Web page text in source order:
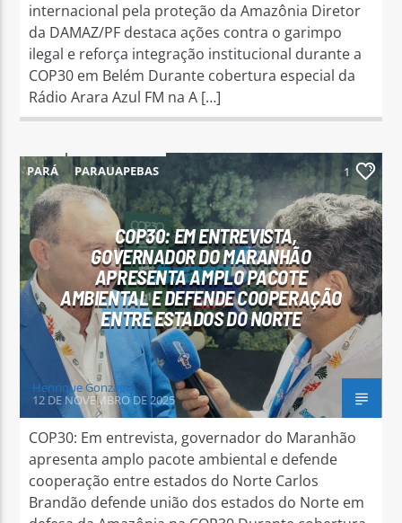
internacional pela proteção da Amazônia Diretor
da DAMAZ/PF destaca ações contra o garimpo
ilegal e reforça integração institucional durante a
COP30 em Belém Durante cobertura especial da
Rádio Arara Azul FM na A […]
PARÁ PARAUAPEBAS 1
COP30: EM ENTREVISTA,
GOVERNADOR DO MARANHÃO
APRESENTA AMPLO PACOTE
AMBIENTAL E DEFENDE COOPERAÇÃO
ENTRE ESTADOS DO NORTE
Henrique Gonzaga
12 DE NOVEMBRO DE 2025
COP30: Em entrevista, governador do Maranhão
apresenta amplo pacote ambiental e defende
cooperação entre estados do Norte Carlos
Brandão defende união dos estados do Norte em